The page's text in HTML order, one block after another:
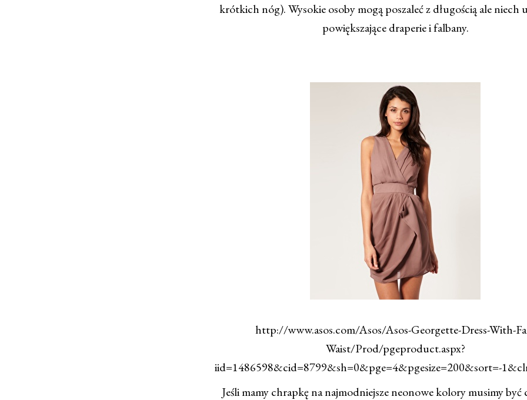
krótkich nóg). Wysokie osoby mogą poszaleć z długością ale niech
powiększające draperie i falbany.
http://www.asos.com/Asos/Asos-Georgette-Dress-With-
Waist/Prod/pgeproduct.aspx?
iid=1486598&cid=8799&sh=0&pge=4&pgesize=200&sort=-
Jeśli mamy chrapkę na najmodniejsze neonowe kolory musimy być